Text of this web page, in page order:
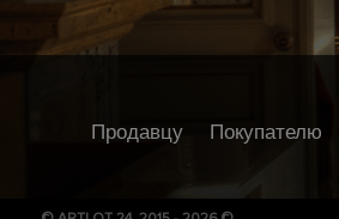
Продавцу Покупателю